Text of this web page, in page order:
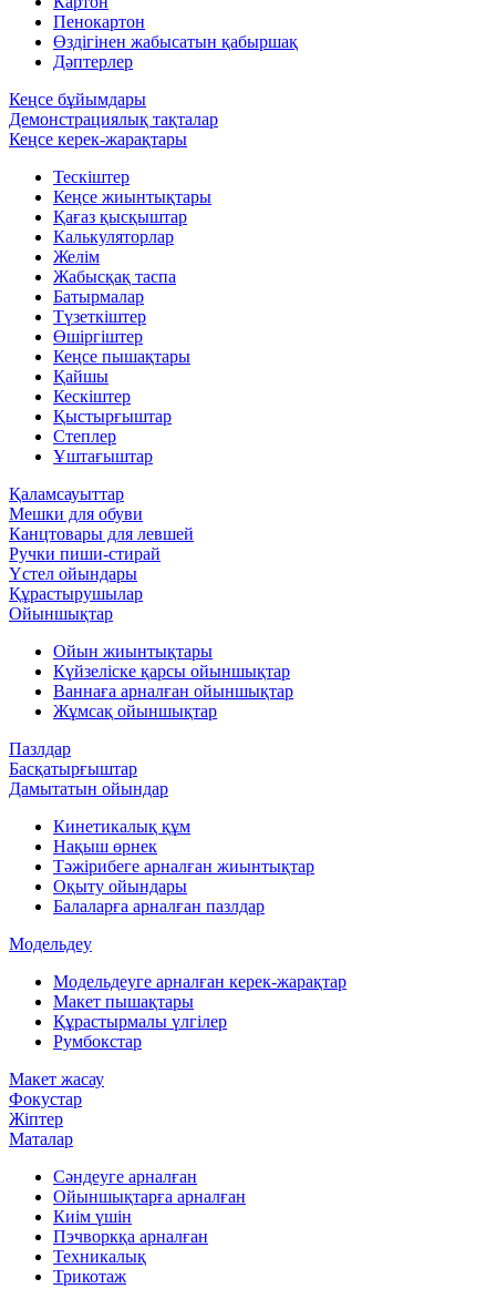
Пенокартон
Өздігінен жабысатын қабыршақ
Дәптерлер
Кеңсе бұйымдары
Демонстрациялық тақталар
Кеңсе керек-жарақтары
Тескіштер
Кеңсе жиынтықтары
Қағаз қысқыштар
Калькуляторлар
Желім
Жабысқақ таспа
Батырмалар
Түзеткіштер
Өшіргіштер
Кеңсе пышақтары
Қайшы
Кескіштер
Қыстырғыштар
Степлер
Ұштағыштар
Қаламсауыттар
Мешки для обуви
Канцтовары для левшей
Ручки пиши-стирай
Үстел ойындары
Құрастырушылар
Ойыншықтар
Ойын жиынтықтары
Күйзеліске қарсы ойыншықтар
Ваннаға арналған ойыншықтар
Жұмсақ ойыншықтар
Пазлдар
Басқатырғыштар
Дамытатын ойындар
Кинетикалық құм
Нақыш өрнек
Тәжірибеге арналған жиынтықтар
Оқыту ойындары
Балаларға арналған пазлдар
Модельдеу
Модельдеуге арналған керек-жарақтар
Макет пышақтары
Құрастырмалы үлгілер
Румбокстар
Макет жасау
Фокустар
Жіптер
Маталар
Сәндеуге арналған
Ойыншықтарға арналған
Киім үшін
Пэчворкқа арналған
Техникалық
Трикотаж